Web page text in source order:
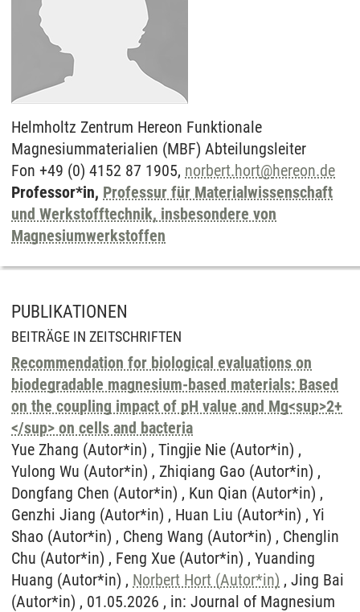
Helmholtz Zentrum Hereon Funktionale
Magnesiummaterialien (MBF) Abteilungsleiter
Fon +49 (0) 4152 87 1905, norbert.hort@hereon.de
Professor*in, Professur für Materialwissenschaft
und Werkstofftechnik, insbesondere von
Magnesiumwerkstoffen
PUBLIKATIONEN
BEITRÄGE IN ZEITSCHRIFTEN
Recommendation for biological evaluations on
biodegradable magnesium-based materials: Based
on the coupling impact of pH value and Mg<sup>2+
</sup> on cells and bacteria
Yue Zhang (Autor*in) , Tingjie Nie (Autor*in) ,
Yulong Wu (Autor*in) , Zhiqiang Gao (Autor*in) ,
Dongfang Chen (Autor*in) , Kun Qian (Autor*in) ,
Genzhi Jiang (Autor*in) , Huan Liu (Autor*in) , Yi
Shao (Autor*in) , Cheng Wang (Autor*in) , Chenglin
Chu (Autor*in) , Feng Xue (Autor*in) , Yuanding
Huang (Autor*in) , Norbert Hort (Autor*in) , Jing Bai
(Autor*in) , 01.05.2026 , in: Journal of Magnesium